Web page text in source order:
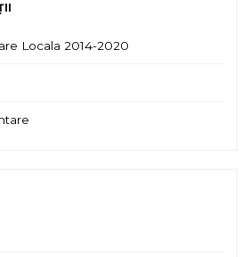
Locala 2014-2020